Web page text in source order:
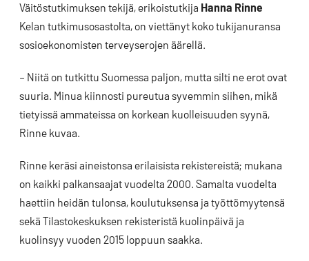
Väitöstutkimuksen tekijä, erikoistutkija Hanna Rinne
Kelan tutkimusosastolta, on viettänyt koko tukijanuransa
sosioekonomisten terveyserojen äärellä.
– Niitä on tutkittu Suomessa paljon, mutta silti ne erot ovat
suuria. Minua kiinnosti pureutua syvemmin siihen, mikä
tietyissä ammateissa on korkean kuolleisuuden syynä,
Rinne kuvaa.
Rinne keräsi aineistonsa erilaisista rekistereistä; mukana
on kaikki palkansaajat vuodelta 2000. Samalta vuodelta
haettiin heidän tulonsa, koulutuksensa ja työttömyytensä
sekä Tilastokeskuksen rekisteristä kuolinpäivä ja
kuolinsyy vuoden 2015 loppuun saakka.